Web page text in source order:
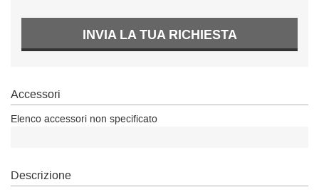
INVIA LA TUA RICHIESTA
Accessori
Elenco accessori non specificato
Descrizione